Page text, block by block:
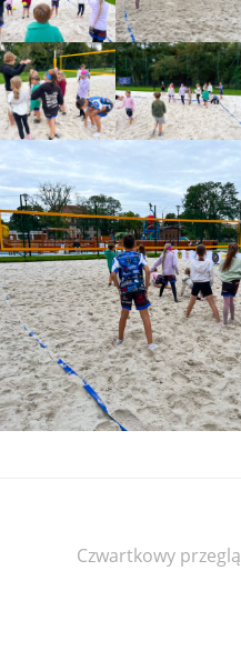
Czwartkowy